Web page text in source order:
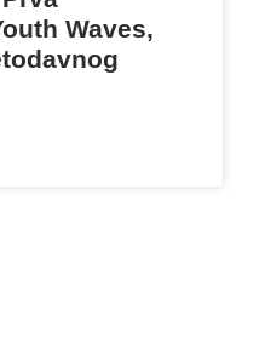
Waves,